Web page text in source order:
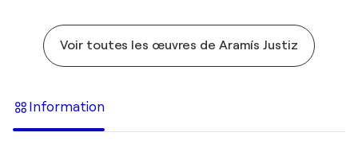
Voir toutes les œuvres de Aramís Justiz
Information